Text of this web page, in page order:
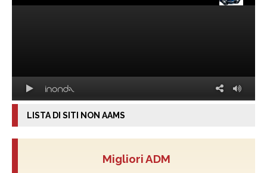
LISTA DI SITI NON AAMS
Migliori ADM